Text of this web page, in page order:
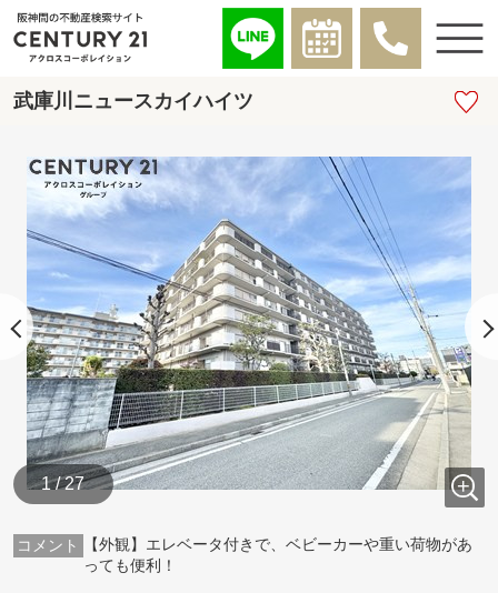
武庫川ニュースカイハイツ
【外観】エレベータ付きで、ベビーカーや重い荷物があ
っても便利！
1 / 27